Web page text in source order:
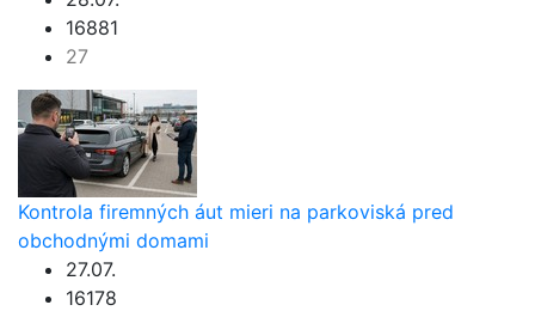
16881
27
Kontrola firemných áut mieri na parkoviská pred
obchodnými domami
27.07.
16178